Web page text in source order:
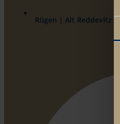
Rügen | Alt Reddevitz